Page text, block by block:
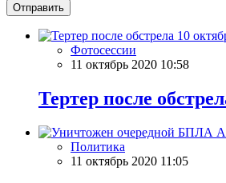
Отправить
Фотосессии
11 октябрь 2020 10:58
Тертер после
Политика
11 октябрь 2020 11:05